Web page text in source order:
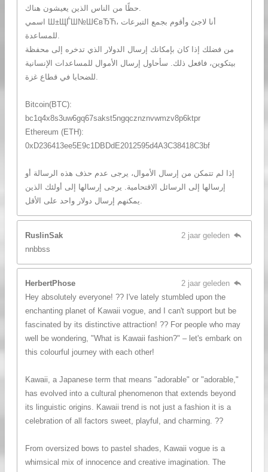
حظًا من الناس الذين يعيشون هناك.
اسمي Ш±ЩЃШ№ШЄвЂЋ، أنا لاجئ وأقوم بجمع التبرعات
للمساعدة.
من فضلك إذا كان بإمكانك إرسال الدولار الذي تدخره إلى محفظة
بيتكوين، فافعل ذلك. سأحاول إرسال الأموال للمساعدات الإنسانية
للضحايا في قطاع غزة.
Bitcoin(BTC):
bc1q4x8s3uw6gq67sakst5ngqcznznvwmzv8p6ktpr
Ethereum (ETH):
0xD236413ee5E9c1DBDdE2012595d4A3C38418C3bf
إذا لم تتمكن من إرسال الأموال، يرجى عدم حذف هذه الرسالة أو
إرسالها إلى الرسائل الاقتحامية. يرجى إرسالها إلى أولئك الذين
يمكنهم إرسال دولار واحد على الأقل.
RuslinSak
2 jaar geleden
nnbbss
HerbertPhose
2 jaar geleden
Hey absolutely everyone! ?? I've lately stumbled upon the
enchanting planet of Kawaii vogue, and I can't support but be
fascinated by its distinctive attraction! ?? For people who may
well be wondering, "What is Kawaii fashion?" – let's embark on
this colourful journey with each other!
Kawaii, a Japanese term that means "adorable" or "adorable,"
has evolved into a cultural phenomenon that extends beyond
its linguistic origins. Kawaii trend is not just a fashion it is a
celebration of all factors sweet, playful, and charming. ??
From oversized bows to pastel shades, Kawaii vogue is a
whimsical mix of innocence and creative imagination. The